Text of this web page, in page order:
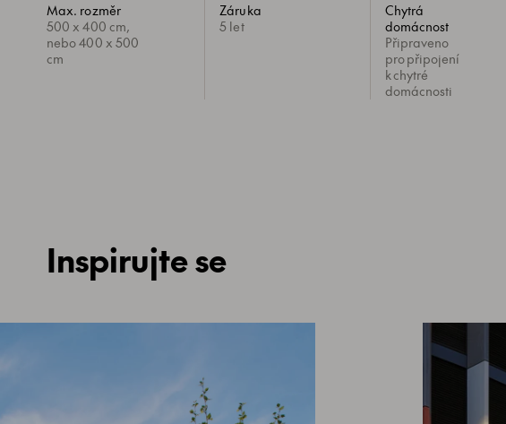
Max. rozměr
500 x 400 cm,
nebo 400 x 500
cm
Záruka
5 let
Chytrá
domácnost
Připraveno
pro připojení
k chytré
domácnosti
Inspirujte se